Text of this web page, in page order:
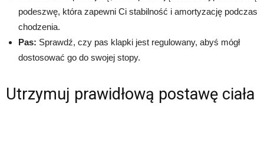
podeszwę, która zapewni Ci stabilność i amortyzację podczas
chodzenia.
Pas: Sprawdź, czy pas klapki jest regulowany, abyś mógł
dostosować go do swojej stopy.
Utrzymuj prawidłową postawę ciała